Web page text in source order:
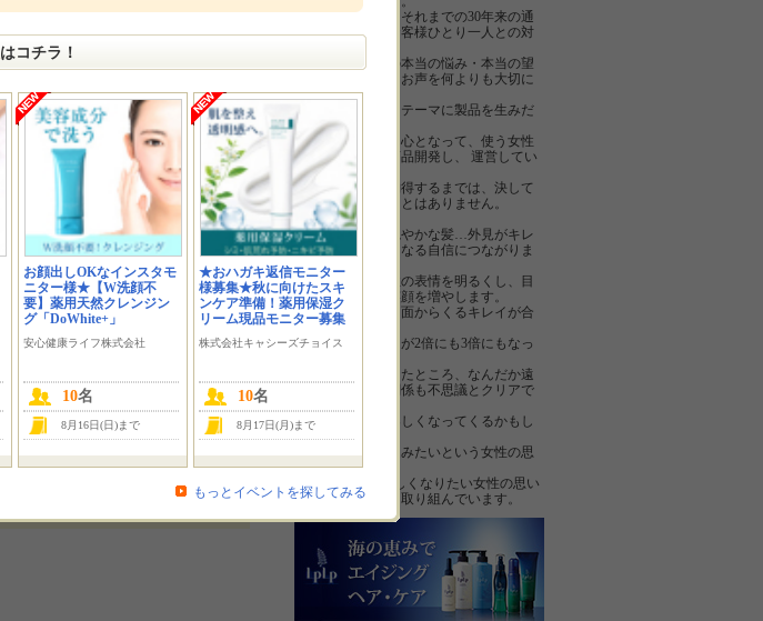
はコチラ！
お顔出しOKなインスタモ
ニター様★【W洗顔不
要】薬用天然クレンジン
グ「DoWhite+」
安心健康ライフ株式会社
10名
8月16日(日)まで
★おハガキ返信モニター
様募集★秋に向けたスキ
ンケア準備！薬用保湿ク
リーム現品モニター募集
株式会社キャシーズチョイス
10名
8月17日(月)まで
もっとイベントを探してみる
提供：株式会社Jコンテンツ
製品開発の際は、それまでの30年来の通
信販売の経験でお客様ひとり一人との対
美へ対する女性の本当の悩み・本当の望
みは何か？というお声を何よりも大切に
し、
エイジングケアをテーマに製品を生みだ
しました。
女性スタッフが中心となって、使う女性
の立場に立って商品開発し、 運営してい
ます。
スタッフ全員が納得するまでは、決して
商品を発売することはありません。
素肌の美しさ…艶やかな髪…外見がキレ
イに変わると、内なる自信につながりま
す。
内なる自信は女性の表情を明るくし、目
の輝きを変え、笑顔を増やします。
外見のキレイと内面からくるキレイが合
わさると、
女性としての魅力が2倍にも3倍にもなっ
今まで行けなかったところ、なんだか遠
慮していた人間関係も不思議とクリアで
毎日が以前より楽しくなってくるかもし
れません。
そんな一歩前に進みたいという女性の思
いを応援します。
Jコンテンツは美しくなりたい女性の思い
に寄り添い、日々取り組んでいます。